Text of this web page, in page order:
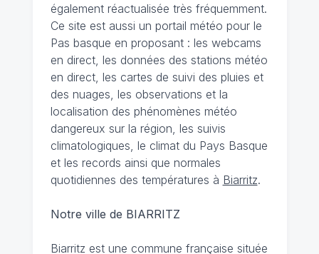
également réactualisée très fréquemment.
Ce site est aussi un portail météo pour le
Pas basque en proposant : les webcams
en direct, les données des stations météo
en direct, les cartes de suivi des pluies et
des nuages, les observations et la
localisation des phénomènes météo
dangereux sur la région, les suivis
climatologiques, le climat du Pays Basque
et les records ainsi que normales
quotidiennes des températures à Biarritz.
Notre ville de BIARRITZ
Biarritz est une commune française située